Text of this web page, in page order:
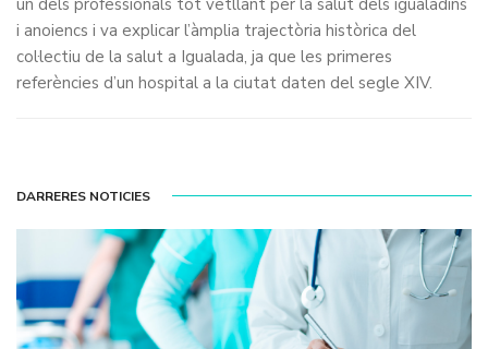
i anoiencs i va explicar l’àmplia trajectòria històrica del
col·lectiu de la salut a Igualada, ja que les primeres
referències d’un hospital a la ciutat daten del segle XIV.
DARRERES NOTICIES